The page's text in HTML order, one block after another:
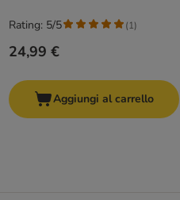
24,99 €
Rating: 5/5 (1)
Aggiungi al carrello